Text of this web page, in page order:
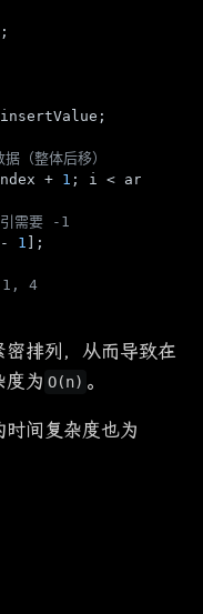
（整体后移）
+ 1 ; i <
需要 -1
1 ];
4
排列，从而导致在
度为 O(n) 。
间复杂度也为